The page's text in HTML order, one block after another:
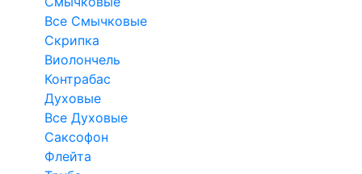
Все Смычковые
Скрипка
Виолончель
Контрабас
Духовые
Все Духовые
Саксофон
Флейта